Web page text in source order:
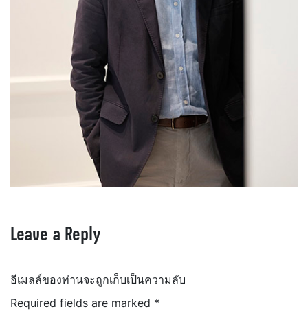
Leave a Reply
อีเมลล์ของท่านจะถูกเก็บเป็นความลับ
Required fields are marked *